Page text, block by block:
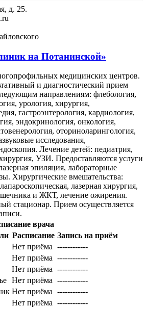
д. 25.
на Потанинской»
медицинских центров.
и диагностический прием
направлениям: флебология,
урология, хирургия,
гастроэнтерология, кардиология,
эндокринология, онкология,
оториноларингология,
исследования,
Лечение детей: педиатрия,
УЗИ. Предоставляются услуги
эпиляция, лабораторные
Хирургические вмешательства:
лазерная хирургия,
и ЖКТ, лечение ожирения.
стационар. Прием осуществляется
врача
Расписание Запись на приём
Нет приёма ------------
Нет приёма ------------
Нет приёма ------------
Нет приёма ------------
Нет приёма ------------
Нет приёма ------------